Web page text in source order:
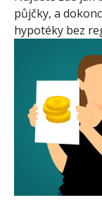
půjčky, a
hypotéky bez